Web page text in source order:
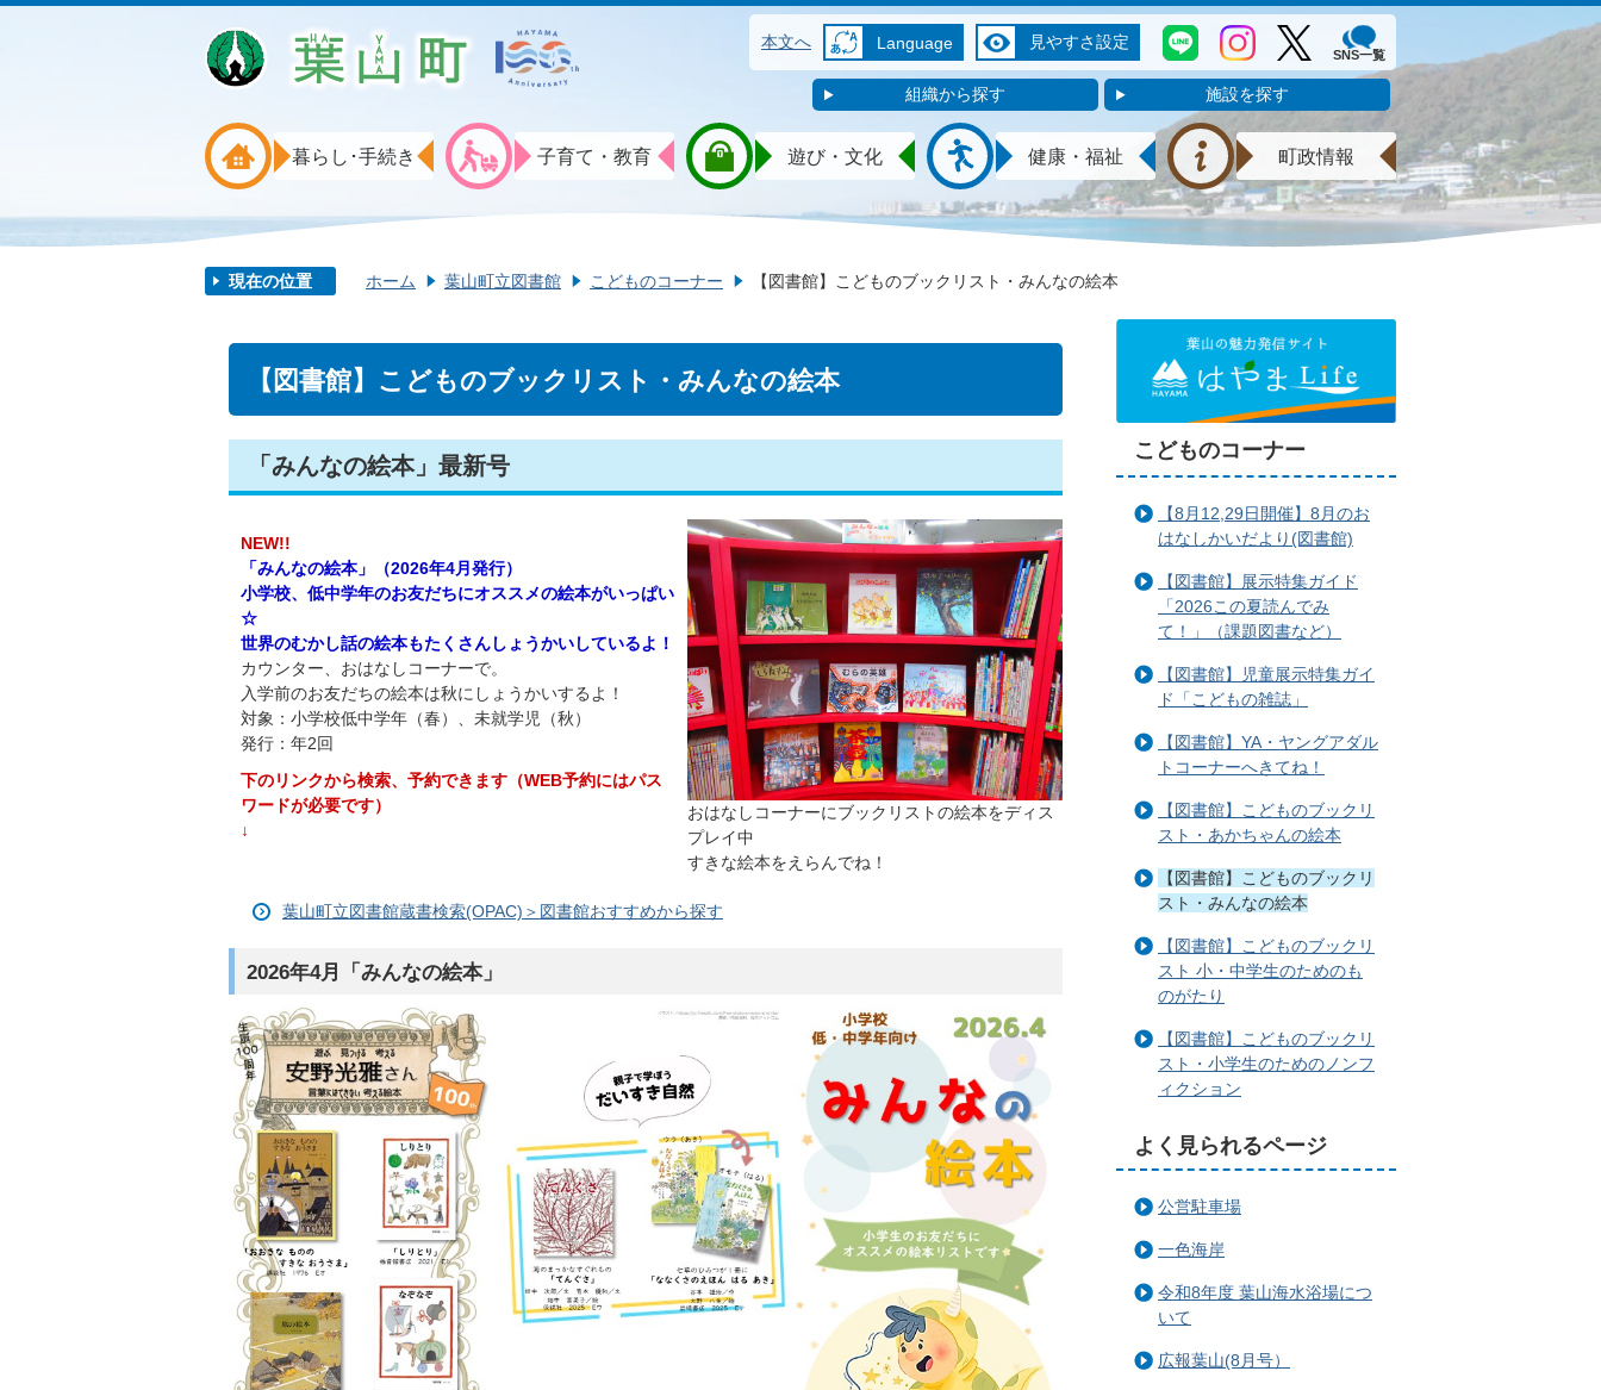
本文へ Language 見やすさ設定
SNS一覧
組織から探す 施設を探す
暮らし･手続き 子育て・教育 遊び・文化 健康・福祉 町政情報
現在の位置 ホーム 葉山町立図書館 こどものコーナー 【図書館】こどものブックリスト・みんなの絵本
【図書館】こどものブックリスト・みんなの絵本
「みんなの絵本」最新号
おはなしコーナーにブックリストの絵本をディス
プレイ中
すきな絵本をえらんでね！
NEW!!
「みんなの絵本」（2026年4月発行）
小学校、低中学年のお友だちにオススメの絵本がいっぱい
☆
世界のむかし話の絵本もたくさんしょうかいしているよ！
カウンター、おはなしコーナーで。
入学前のお友だちの絵本は秋にしょうかいするよ！
対象：小学校低中学年（春）、未就学児（秋）
発行：年2回
下のリンクから検索、予約できます（WEB予約にはパス
ワードが必要です）
↓
葉山町立図書館蔵書検索(OPAC)＞図書館おすすめから探す
2026年4月「みんなの絵本」
こどものコーナー
【8月12,29日開催】8月のお
はなしかいだより(図書館)
【図書館】展示特集ガイド
「2026この夏読んでみ
て！」（課題図書など）
【図書館】児童展示特集ガイ
ド「こどもの雑誌」
【図書館】YA・ヤングアダル
トコーナーへきてね！
【図書館】こどものブックリ
スト・あかちゃんの絵本
【図書館】こどものブックリ
スト・みんなの絵本
【図書館】こどものブックリ
スト 小・中学生のためのも
のがたり
【図書館】こどものブックリ
スト・小学生のためのノンフ
ィクション
よく見られるページ
公営駐車場
一色海岸
令和8年度 葉山海水浴場につ
いて
広報葉山(8月号）